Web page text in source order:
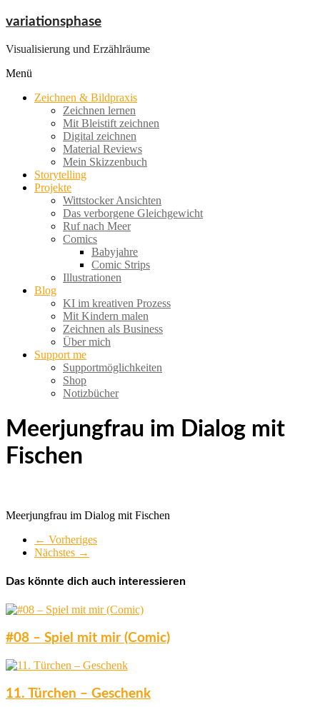
Zum
springen
variationsphase
Visualisierung und Erzählräume
Menü
Zeichnen & Bildpraxis
Zeichnen lernen
Mit Bleistift zeichnen
Digital zeichnen
Material Reviews
Mein Skizzenbuch
Storytelling
Projekte
Wittstocker Ansichten
Das verborgene Gleichgewicht
Ruf nach Meer
Comics
Babyjahre
Comic Strips
Illustrationen
Blog
KI im kreativen Prozess
Mit Kindern malen
Zeichnen als Business
Über mich
Support me
Supportmöglichkeiten
Shop
Notizbücher
Meerjungfrau im Dialog mit
Fischen
Meerjungfrau im Dialog mit Fischen
← Vorheriges
Nächstes →
Das könnte dich auch interessieren
#08 – Spiel mit mir (Comic)
11. Türchen – Geschenk